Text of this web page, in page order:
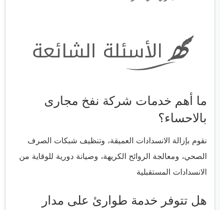
ما أهم خدمات شركة نفخ مجارى
بالاحساء؟
نقوم بإزالة الانسدادات العميقة، وتنظيف شبكات الصرف
الصحي، ومعالجة الروائح الكريهة، وصيانة دورية للوقاية من
الانسدادات المستقبلية
هل تتوفر خدمة طوارئ على مدار